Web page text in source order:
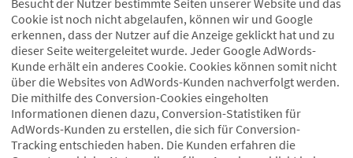
Besucht der Nutzer bestimmte Seiten unserer Website und das
Cookie ist noch nicht abgelaufen, können wir und Google
erkennen, dass der Nutzer auf die Anzeige geklickt hat und zu
dieser Seite weitergeleitet wurde. Jeder Google AdWords-
Kunde erhält ein anderes Cookie. Cookies können somit nicht
über die Websites von AdWords-Kunden nachverfolgt werden.
Die mithilfe des Conversion-Cookies eingeholten
Informationen dienen dazu, Conversion-Statistiken für
AdWords-Kunden zu erstellen, die sich für Conversion-
Tracking entschieden haben. Die Kunden erfahren die